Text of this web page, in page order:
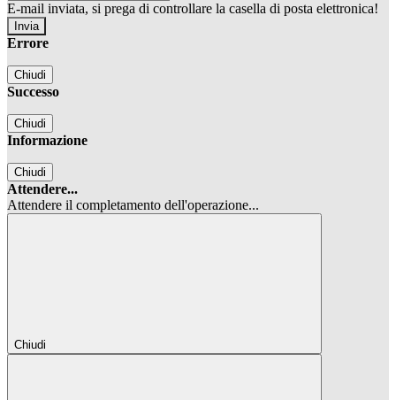
E-mail inviata, si prega di controllare la casella di posta elettronica!
Errore
Chiudi
Successo
Chiudi
Informazione
Chiudi
Attendere...
Attendere il completamento dell'operazione...
Chiudi